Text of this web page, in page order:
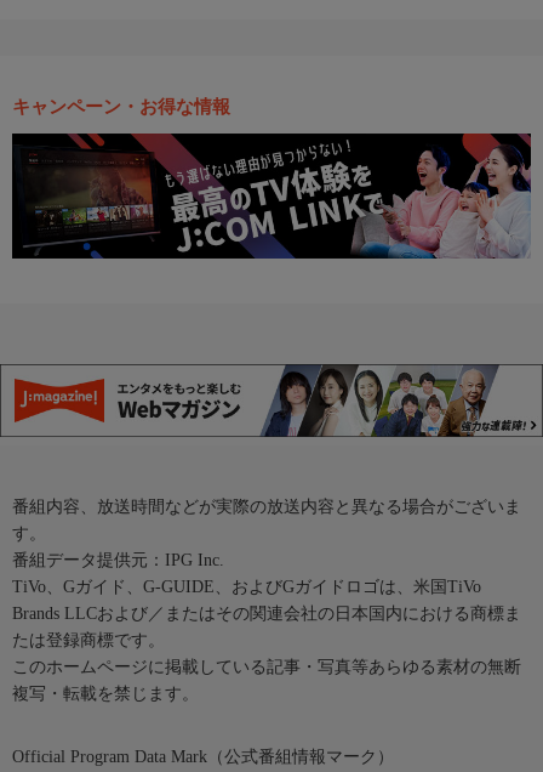
キャンペーン・お得な情報
番組内容、放送時間などが実際の放送内容と異なる場合がございま
す。
番組データ提供元：IPG Inc.
TiVo、Gガイド、G-GUIDE、およびGガイドロゴは、米国TiVo
Brands LLCおよび／またはその関連会社の日本国内における商標ま
たは登録商標です。
このホームページに掲載している記事・写真等あらゆる素材の無断
複写・転載を禁じます。
Official Program Data Mark（公式番組情報マーク）